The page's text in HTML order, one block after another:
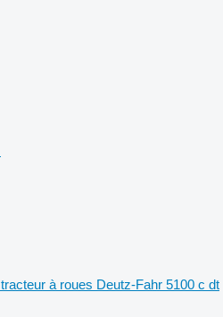
tracteur à roues Deutz-Fahr 5100 c dt